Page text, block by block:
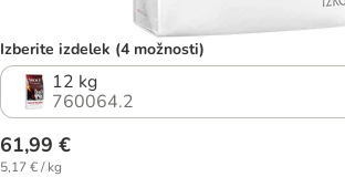
Izberite izdelek (4 možnosti)
12 kg
760064.2
61,99 €
5,17 € / kg